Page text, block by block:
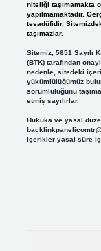
niteliği taşımamakta
yapılmamaktadır.
tesadüfidir.
taşımazlar.
Sitemiz, 5651 Sayılı
(BTK) tarafından
nedenle, sitedeki
yükümlülüğümüz
sorumluluğunu
etmiş sayılırlar.
Hukuka ve yasal
içerikler yasal süre